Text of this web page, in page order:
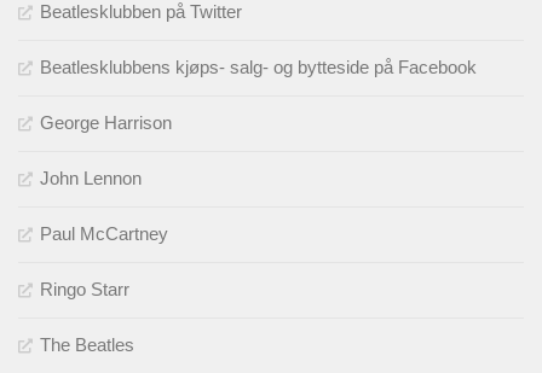
Beatlesklubben på Twitter
Beatlesklubbens kjøps- salg- og bytteside på Facebook
George Harrison
John Lennon
Paul McCartney
Ringo Starr
The Beatles